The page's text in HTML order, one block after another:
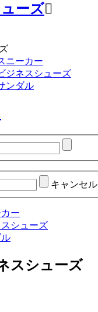
ーズ
ニーカー
ジネスシューズ
ンダル
キャンセル
ー
シューズ
スシューズ